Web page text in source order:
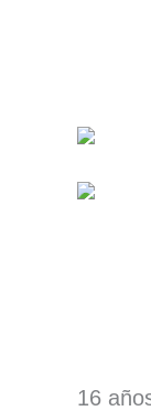
16